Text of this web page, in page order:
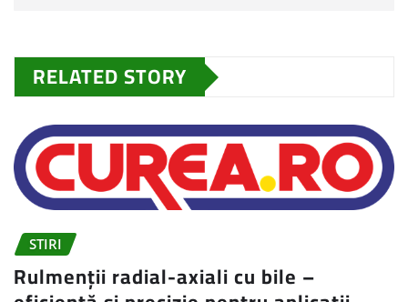
RELATED STORY
STIRI
Rulmenții radial-axiali cu bile –